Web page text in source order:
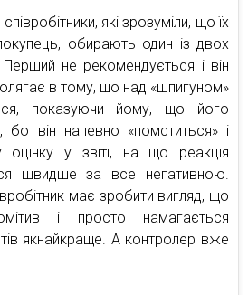
які зрозуміли, що їх
обирають один із двох
Перший не рекомендується і він
в тому, що над «шпигуном»
показуючи йому, що його
бо він напевно «помститься» і
у звіті, на що реакція
швидше за все негативною.
має зробити вигляд, що
і просто намагається
якнайкраще. А контролер вже